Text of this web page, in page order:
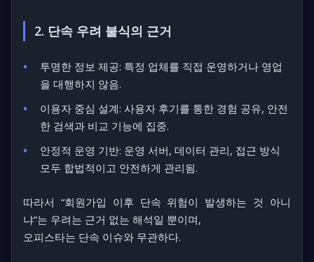
2. 단속 우려 불식의 근거
투명한 정보 제공: 특정 업체를 직접 운영하거나 영업
을 대행하지 않음.
이용자 중심 설계: 사용자 후기를 통한 경험 공유, 안전
한 검색과 비교 기능에 집중.
안정적 운영 기반: 운영 서버, 데이터 관리, 접근 방식
모두 합법적이고 안전하게 관리됨.
따라서 “회원가입 이후 단속 위험이 발생하는 것 아니
냐”는 우려는 근거 없는 해석일 뿐이며,
오피스타는 단속 이슈와 무관하다.